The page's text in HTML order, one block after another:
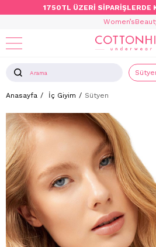
1750TL ÜZERİ SİPARİŞLERDE
Women’s
Anasayfa İç Giyim Sütyen